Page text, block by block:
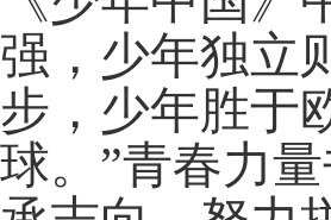
强 ，少年独
步，少年胜于
球。 ”青春力